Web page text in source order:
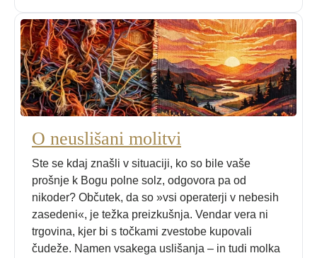
O neuslišani molitvi
Ste se kdaj znašli v situaciji, ko so bile vaše
prošnje k Bogu polne solz, odgovora pa od
nikoder? Občutek, da so »vsi operaterji v nebesih
zasedeni«, je težka preizkušnja. Vendar vera ni
trgovina, kjer bi s točkami zvestobe kupovali
čudeže. Namen vsakega uslišanja – in tudi molka